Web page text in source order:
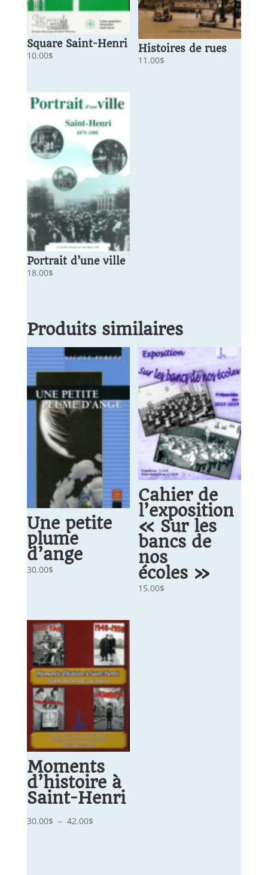
Square Saint-Henri
10.00$
Histoires de rues
11.00$
Portrait d’une ville
18.00$
Produits similaires
Une petite
plume
d’ange
30.00$
Cahier de
l’exposition
« Sur les
bancs de
nos
écoles »
15.00$
Moments
d’histoire à
Saint-Henri
30.00$ – 42.00$Plage